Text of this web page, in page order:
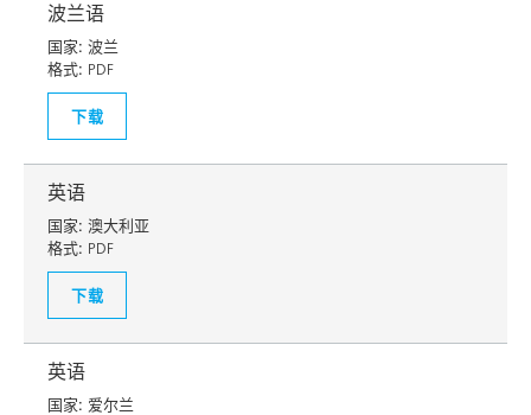
波兰语
国家: 波兰
格式: PDF
下载
英语
国家: 澳大利亚
格式: PDF
下载
英语
国家: 爱尔兰